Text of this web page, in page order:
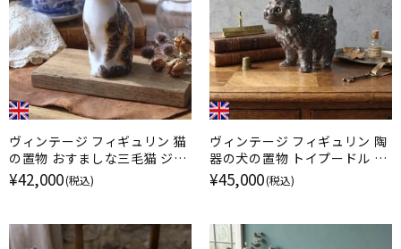
ヴィンテージ フィギュリン 猫
の置物 おすましな三毛猫 ジェ
ニー・ウィンスタンレイ イギリ
¥42,000(税込)
ヴィンテージ フィギュリン 陶
器の犬の置物 トイプードル ケ
ンジントンドッグ / ジェニー・
ウィンスタンレイ イギリス
¥45,000(税込)